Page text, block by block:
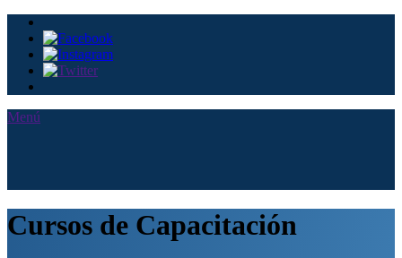
Menú
Cursos de Capacitación